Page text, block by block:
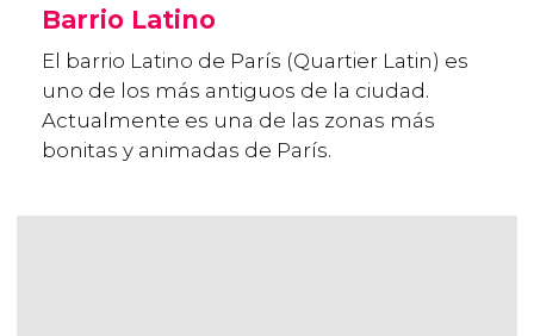
Barrio Latino
El barrio Latino de París (Quartier Latin) es
uno de los más antiguos de la ciudad.
Actualmente es una de las zonas más
bonitas y animadas de París.